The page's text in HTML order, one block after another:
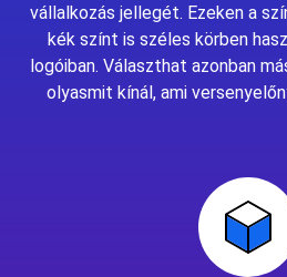
vállalkozás jellegét. Ezeken a
kék színt is széles körben
logóiban. Választhat azonban
olyasmit kínál, ami